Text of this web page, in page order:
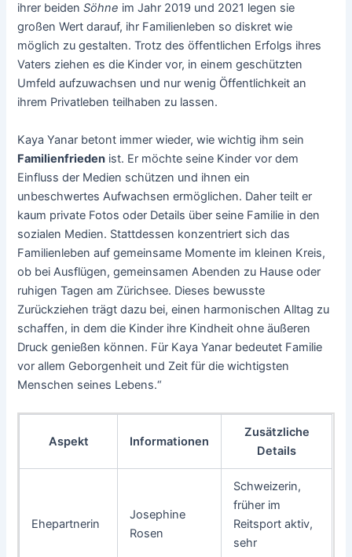
ihrer beidenSöhne im Jahr 2019 und 2021 legen sie
großen Wert darauf, ihr Familienleben so diskret wie
möglich zu gestalten. Trotz des öffentlichen Erfolgs ihres
Vaters ziehen es die Kinder vor, in einem geschützten
Umfeld aufzuwachsen und nur wenig Öffentlichkeit an
ihrem Privatleben teilhaben zu lassen.
Kaya Yanar betont immer wieder, wie wichtig ihm sein
Familienfrieden ist. Er möchte seine Kinder vor dem
Einfluss der Medien schützen und ihnen ein
unbeschwertes Aufwachsen ermöglichen. Daher teilt er
kaum private Fotos oder Details über seine Familie in den
sozialen Medien. Stattdessen konzentriert sich das
Familienleben auf gemeinsame Momente im kleinen Kreis,
ob bei Ausflügen, gemeinsamen Abenden zu Hause oder
ruhigen Tagen am Zürichsee. Dieses bewusste
Zurückziehen trägt dazu bei, einen harmonischen Alltag zu
schaffen, in dem die Kinder ihre Kindheit ohne äußeren
Druck genießen können. Für Kaya Yanar bedeutet Familie
vor allem Geborgenheit und Zeit für die wichtigsten
Menschen seines Lebens.“
Aspekt Informationen
Zusätzliche
Details
Ehepartnerin
Josephine
Rosen
Schweizerin,
früher im
Reitsport aktiv,
sehr